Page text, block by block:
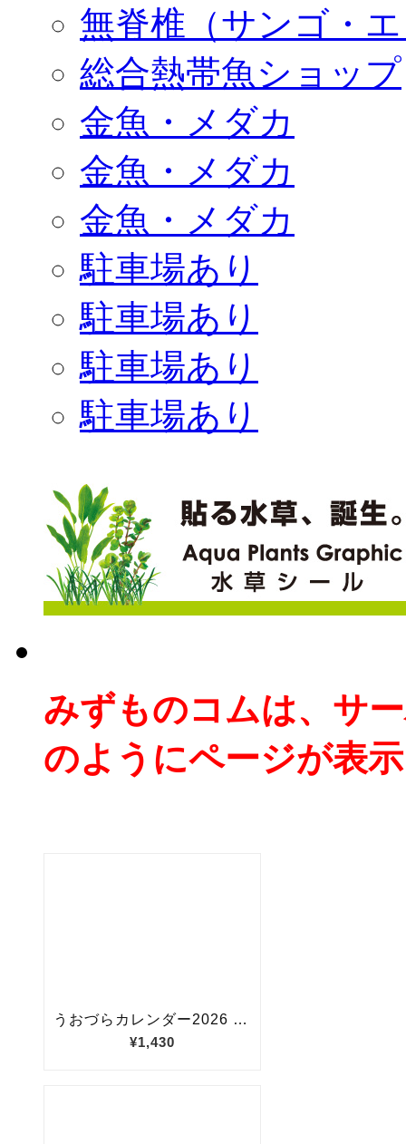
無脊椎（サンゴ・
総合熱帯魚ショップ
金魚・メダカ
金魚・メダカ
金魚・メダカ
駐車場あり
駐車場あり
駐車場あり
駐車場あり
みずものコムは、サ
のようにページが表